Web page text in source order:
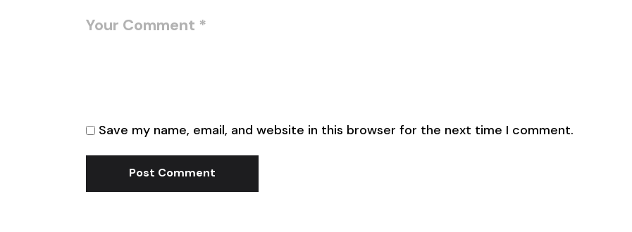
Save my name, email, and website in this browser for the next time I comment.
Post Comment